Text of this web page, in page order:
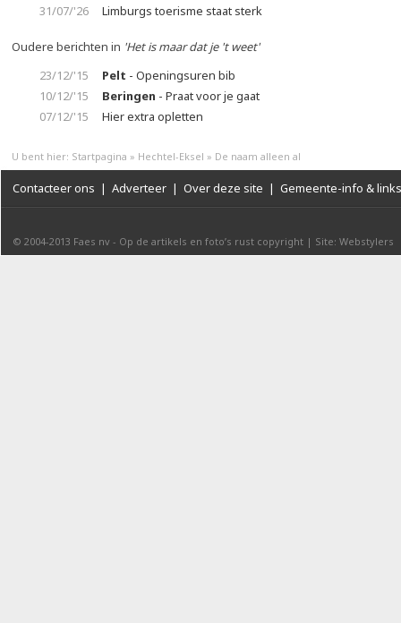
31/07/'26
Limburgs toerisme staat sterk
Oudere berichten in 'Het is maar dat je 't weet'
23/12/'15
Pelt - Openingsuren bib
10/12/'15
Beringen - Praat voor je gaat
07/12/'15
Hier extra opletten
U bent hier: Startpagina » Hechtel-Eksel » De naam alleen al
Contacteer ons | Adverteer | Over deze site | Gemeente-info & links
© 2004-2013 Faes nv - Op de artikels en foto’s rust copyright | Site: Webstylers